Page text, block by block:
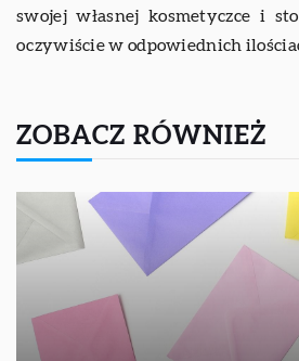
swojej własnej kosmetyczce i
oczywiście w odpowiednich
ZOBACZ RÓWNIEŻ